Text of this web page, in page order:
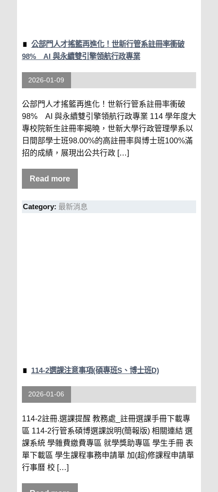
公部門人才搖籃再進化！世新行管系註冊率衝破
98% AI 與永續雙引擎領航行政專業
2026-01-09
公部門人才搖籃再進化！世新行管系註冊率衝破
98% AI 與永續雙引擎領航行政專業 114 學年度大
專校院新生註冊率揭曉，世新大學行政管理學系以
日間部學士班98.00%的高註冊率與博士班100%滿
招的成績，展現出公共行政 […]
Read more
Category: 最新消息
114-2選課注意事項(碩專班S、博士班D)
2026-01-06
114-2註冊.選課提醒 教務處_註冊選課手冊下載專
區 114-2行管系碩博選課說明(簡報版) 相關連結 選
課系統 學雜費繳費專區 就學獎助專區 學生手冊 表
單下載區 學生課程事務申請單 加(超)修課程申請單
行事曆 校 […]